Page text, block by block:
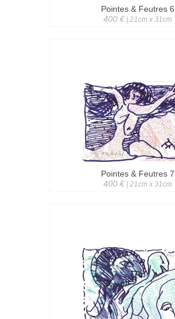
Pointes & Feutres 6
400 €| 21cm x 31cm
Pointes & Feutres 7
400 €| 21cm x 31cm